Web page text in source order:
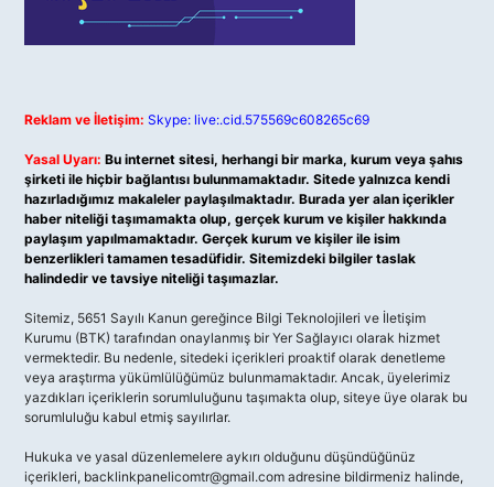
Reklam ve İletişim: Skype: live:.cid.575569c608265c69
Yasal Uyarı: Bu internet sitesi, herhangi bir marka, kurum veya şahıs
şirketi ile hiçbir bağlantısı bulunmamaktadır. Sitede yalnızca kendi
hazırladığımız makaleler paylaşılmaktadır. Burada yer alan içerikler
haber niteliği taşımamakta olup, gerçek kurum ve kişiler hakkında
paylaşım yapılmamaktadır. Gerçek kurum ve kişiler ile isim
benzerlikleri tamamen tesadüfidir. Sitemizdeki bilgiler taslak
halindedir ve tavsiye niteliği taşımazlar.
Sitemiz, 5651 Sayılı Kanun gereğince Bilgi Teknolojileri ve İletişim
Kurumu (BTK) tarafından onaylanmış bir Yer Sağlayıcı olarak hizmet
vermektedir. Bu nedenle, sitedeki içerikleri proaktif olarak denetleme
veya araştırma yükümlülüğümüz bulunmamaktadır. Ancak, üyelerimiz
yazdıkları içeriklerin sorumluluğunu taşımakta olup, siteye üye olarak bu
sorumluluğu kabul etmiş sayılırlar.
Hukuka ve yasal düzenlemelere aykırı olduğunu düşündüğünüz
içerikleri, backlinkpanelicomtr@gmail.com adresine bildirmeniz halinde,